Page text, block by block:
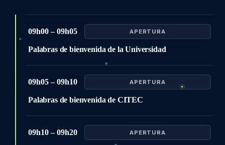
09h00 – 09h05 APERTURA
Palabras de bienvenida de la Universidad
09h05 – 09h10 APERTURA
Palabras de bienvenida de CITEC
09h10 – 09h20 APERTURA